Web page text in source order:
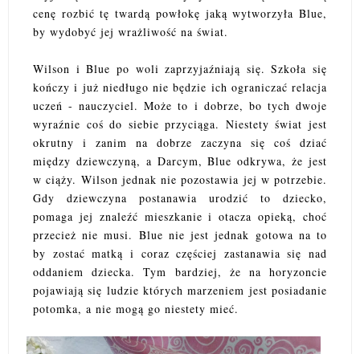
cenę rozbić tę twardą powłokę jaką wytworzyła Blue,
by wydobyć jej wrażliwość na świat.
Wilson i Blue po woli zaprzyjaźniają się. Szkoła się
kończy i już niedługo nie będzie ich ograniczać relacja
uczeń - nauczyciel. Może to i dobrze, bo tych dwoje
wyraźnie coś do siebie przyciąga. Niestety świat jest
okrutny i zanim na dobrze zaczyna się coś dziać
między dziewczyną, a Darcym, Blue odkrywa, że jest
w ciąży. Wilson jednak nie pozostawia jej w potrzebie.
Gdy dziewczyna postanawia urodzić to dziecko,
pomaga jej znaleźć mieszkanie i otacza opieką, choć
przecież nie musi. Blue nie jest jednak gotowa na to
by zostać matką i coraz częściej zastanawia się nad
oddaniem dziecka. Tym bardziej, że na horyzoncie
pojawiają się ludzie których marzeniem jest posiadanie
potomka, a nie mogą go niestety mieć.